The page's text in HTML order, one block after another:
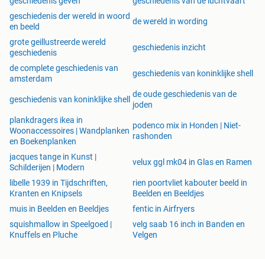
geschiedenis der wereld in woord
en beeld
de wereld in wording
grote geillustreerde wereld
geschiedenis
geschiedenis inzicht
de complete geschiedenis van
amsterdam
geschiedenis van koninklijke shell
geschiedenis van koninklijke shell
de oude geschiedenis van de
joden
plankdragers ikea in
Woonaccessoires | Wandplanken
en Boekenplanken
podenco mix in Honden | Niet-
rashonden
jacques tange in Kunst |
Schilderijen | Modern
velux ggl mk04 in Glas en Ramen
libelle 1939 in Tijdschriften,
Kranten en Knipsels
rien poortvliet kabouter beeld in
Beelden en Beeldjes
muis in Beelden en Beeldjes
fentic in Airfryers
squishmallow in Speelgoed |
Knuffels en Pluche
velg saab 16 inch in Banden en
Velgen